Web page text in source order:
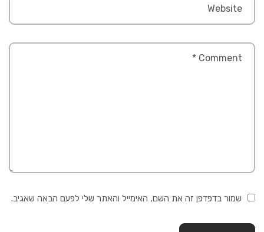
שמור בדפדפן זה את השם, האימייל והאתר שלי לפעם הבאה שאגיב.